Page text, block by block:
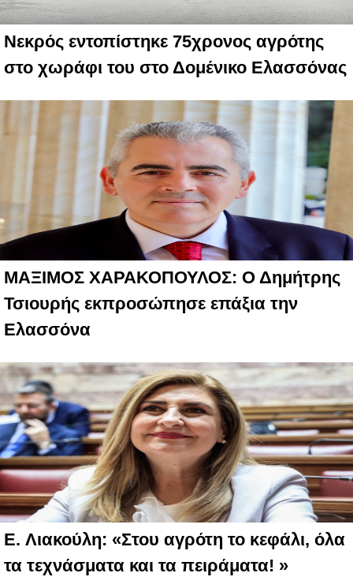
Νεκρός εντοπίστηκε 75χρονος αγρότης
στο χωράφι του στο Δομένικο Ελασσόνας
ΜΑΞΙΜΟΣ ΧΑΡΑΚΟΠΟΥΛΟΣ: Ο Δημήτρης
Τσιουρής εκπροσώπησε επάξια την
Ελασσόνα
E. Λιακούλη: «Στου αγρότη το κεφάλι, όλα
τα τεχνάσματα και τα πειράματα! »